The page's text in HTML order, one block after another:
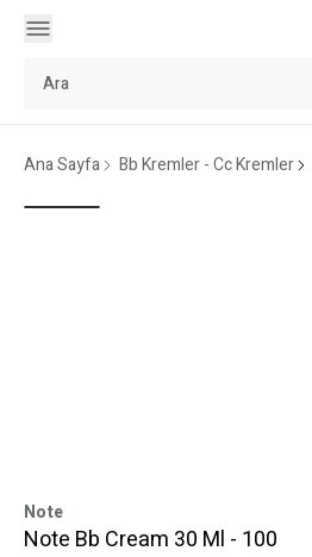
Ana Sayfa Bb Kremler - Cc Kremler
Note
Note Bb Cream 30 Ml - 100